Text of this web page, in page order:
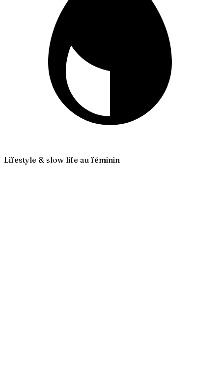
Lifestyle & slow life au féminin